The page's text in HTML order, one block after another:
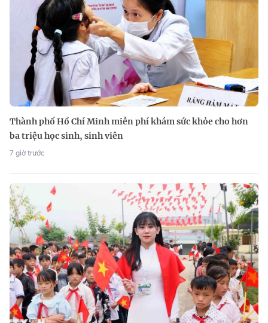
Thành phố Hồ Chí Minh miễn phí khám sức khỏe cho hơn
ba triệu học sinh, sinh viên
7 giờ trước